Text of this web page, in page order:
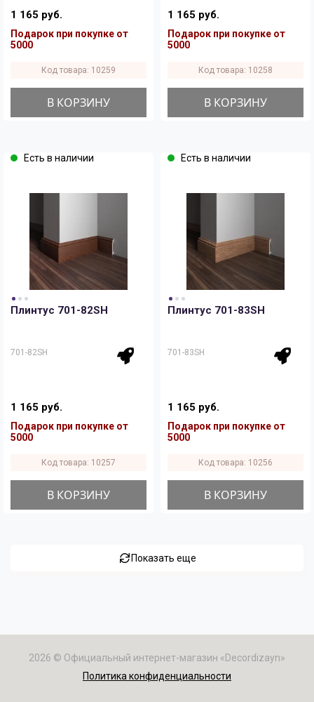
1 165 руб.
Подарок при покупке от
5000
Код товара: 10259
В КОРЗИНУ
1 165 руб.
Подарок при покупке от
5000
Код товара: 10258
В КОРЗИНУ
Есть в наличии
Плинтус 701-82SH
701-82SH
1 165 руб.
Подарок при покупке от
5000
Код товара: 10257
В КОРЗИНУ
Есть в наличии
Плинтус 701-83SH
701-83SH
1 165 руб.
Подарок при покупке от
5000
Код товара: 10256
В КОРЗИНУ
Показать еще
2026 © Официальный интернет-магазин «Decordizayn»
Политика конфиденциальности